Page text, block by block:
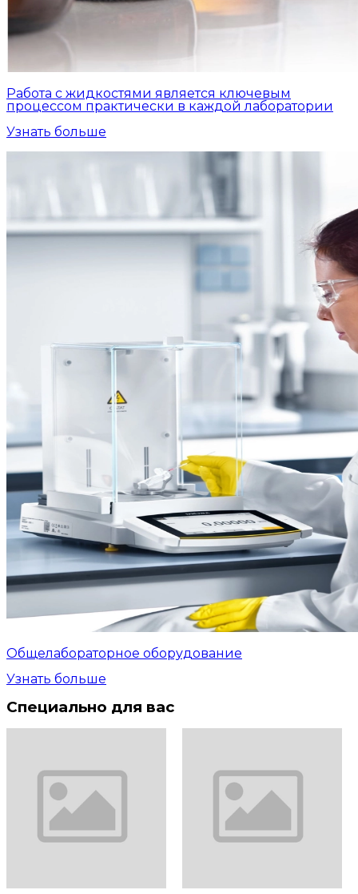
Работа с жидкостями является ключевым
процессом практически в каждой лаборатории
Узнать больше
Общелабораторное оборудование
Узнать больше
Специально для вас